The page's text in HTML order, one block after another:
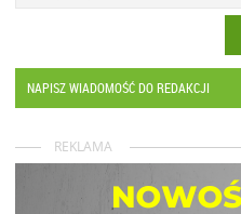
NAPISZ WIADOMOŚĆ DO REDAKCJI
REKLAMA